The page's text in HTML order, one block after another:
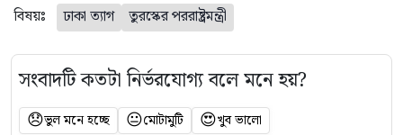
বিষয়ঃ ঢাকা ত্যাগ তুরস্কের পররাষ্ট্রমন্ত্রী
সংবাদটি কতটা নির্ভরযোগ্য বলে মনে হয়?
😞ভুল মনে হচ্ছে 😐মোটামুটি 😍খুব ভালো